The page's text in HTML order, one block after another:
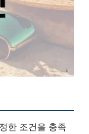
한 조건을 충족